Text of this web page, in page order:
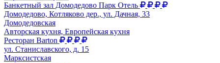
Банкетный зал Домодедово Парк Отель
Домодедово, Котляково дер., ул. Дачная, 33
Домодедовская
Авторская кухня, Европейская кухня
Ресторан Barton
ул. Станиславского, д. 15
Марксистская